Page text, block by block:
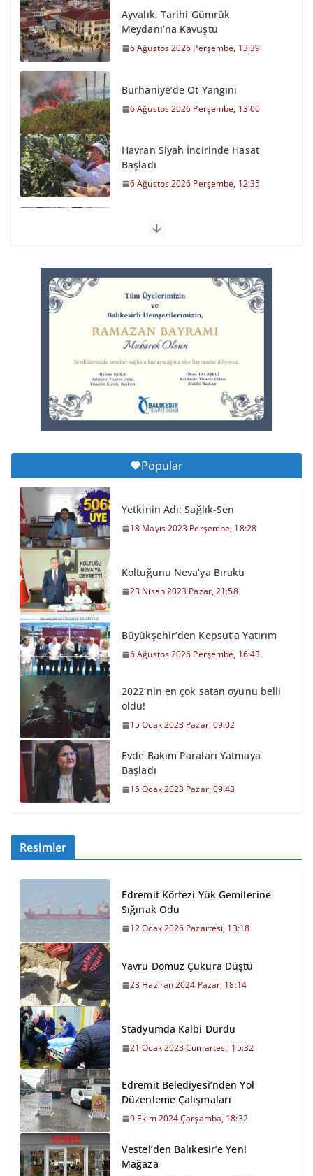
Ayvalık, Tarihi Gümrük
Meydanı’na Kavuştu
6 Ağustos 2026 Perşembe, 13:39
Burhaniye’de Ot Yangını
6 Ağustos 2026 Perşembe, 13:00
Havran Siyah İncirinde Hasat
Başladı
6 Ağustos 2026 Perşembe, 12:35
Otomobil Şarampole Devrildi
Balıkesirspor Sevdası İçin
Memleket Tek Yürek
6 Ağustos 2026 Perşembe, 11:51
Büyükşehir’den Kepsut’a Yatırım
6 Ağustos 2026 Perşembe, 16:43
Popular
Yetkinin Adı: Sağlık-Sen
18 Mayıs 2023 Perşembe, 18:28
Koltuğunu Neva’ya Bıraktı
23 Nisan 2023 Pazar, 21:58
Büyükşehir’den Kepsut’a Yatırım
6 Ağustos 2026 Perşembe, 16:43
2022’nin en çok satan oyunu belli
oldu!
15 Ocak 2023 Pazar, 09:02
Evde Bakım Paraları Yatmaya
Başladı
15 Ocak 2023 Pazar, 09:43
Resimler
Edremit Körfezi Yük Gemilerine
Sığınak Odu
12 Ocak 2026 Pazartesi, 13:18
Yavru Domuz Çukura Düştü
23 Haziran 2024 Pazar, 18:14
Stadyumda Kalbi Durdu
21 Ocak 2023 Cumartesi, 15:32
Edremit Belediyesi’nden Yol
Düzenleme Çalışmaları
9 Ekim 2024 Çarşamba, 18:32
Vestel’den Balıkesir’e Yeni
Mağaza